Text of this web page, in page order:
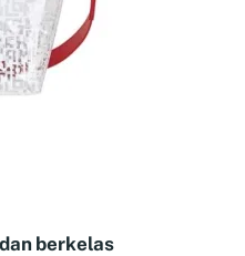
berkelas